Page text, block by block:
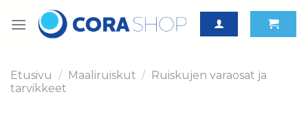
Etusivu / Maaliruiskut / Ruiskujen varaosat ja
tarvikkeet